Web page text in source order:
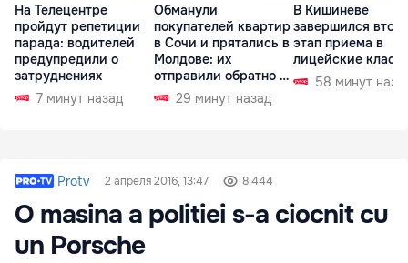
На Телецентре
пройдут репетиции
парада: водителей
предупредили о
затруднениях
7 минут назад
Обманули
покупателей квартир
в Сочи и прятались в
Молдове: их
отправили обратно в
РФ 29 минут назад
В Кишиневе
завершился
этап приема в
лицейские
58 минут
Protv 2 апреля 2016, 13:47 8 444
O masina a politiei s-a ciocnit cu
un Porsche